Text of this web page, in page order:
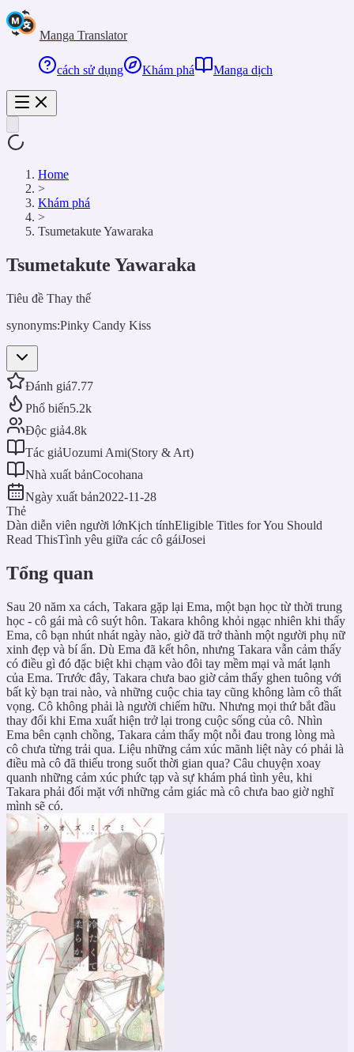
Manga Translator
cách sử dụng Khám phá Manga dịch
Home
>
Khám phá
>
Tsumetakute Yawaraka
Tsumetakute Yawaraka
Tiêu đề Thay thế
synonyms:Pinky Candy Kiss
Đánh giá7.77
Phổ biến5.2k
Độc giả4.8k
Tác giảUozumi Ami(Story & Art)
Nhà xuất bảnCocohana
Ngày xuất bản2022-11-28
Thẻ
Dàn diễn viên người lớnKịch tínhEligible Titles for You Should
Read ThisTình yêu giữa các cô gáiJosei
Tổng quan
Sau 20 năm xa cách, Takara gặp lại Ema, một bạn học từ thời trung
học - cô gái mà cô suýt hôn. Takara không khỏi ngạc nhiên khi thấy
Ema, cô bạn nhút nhát ngày nào, giờ đã trở thành một người phụ nữ
xinh đẹp và bí ẩn. Dù Ema đã kết hôn, nhưng Takara vẫn cảm thấy
có điều gì đó đặc biệt khi chạm vào đôi tay mềm mại và mát lạnh
của Ema. Trước đây, Takara chưa bao giờ cảm thấy ghen tuông với
bất kỳ bạn trai nào, và những cuộc chia tay cũng không làm cô thất
vọng. Cô không phải là người chiếm hữu. Nhưng mọi thứ bắt đầu
thay đổi khi Ema xuất hiện trở lại trong cuộc sống của cô. Nhìn
Ema bên cạnh chồng, Takara cảm thấy một nỗi đau trong lòng mà
cô chưa từng trải qua. Liệu những cảm xúc mãnh liệt này có phải là
điều mà cô đã thiếu trong suốt thời gian qua? Câu chuyện xoay
quanh những cảm xúc phức tạp và sự khám phá tình yêu, khi
Takara phải đối mặt với những cảm giác mà cô chưa bao giờ nghĩ
mình sẽ có.